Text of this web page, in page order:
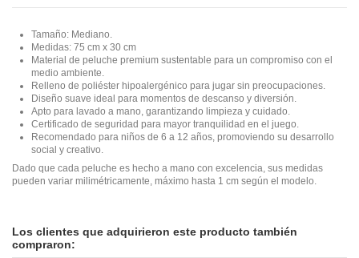
Tamaño: Mediano.
Medidas: 75 cm x 30 cm
Material de peluche premium sustentable para un compromiso con el
medio ambiente.
Relleno de poliéster hipoalergénico para jugar sin preocupaciones.
Diseño suave ideal para momentos de descanso y diversión.
Apto para lavado a mano, garantizando limpieza y cuidado.
Certificado de seguridad para mayor tranquilidad en el juego.
Recomendado para niños de 6 a 12 años, promoviendo su desarrollo
social y creativo.
Dado que cada peluche es hecho a mano con excelencia, sus medidas
pueden variar milimétricamente, máximo hasta 1 cm según el modelo.
Los clientes que adquirieron este producto también
compraron: